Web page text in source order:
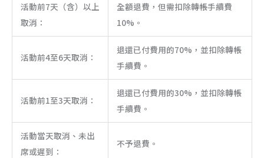
活動前7天（含）以上
取消：
全額退費，但需扣除轉帳手續費
10%。
活動前4至6天取消：
退還已付費用的70%，並扣除轉帳
手續費。
活動前1至3天取消：
退還已付費用的30%，並扣除轉帳
手續費。
活動當天取消、未出
席或遲到：
不予退費。